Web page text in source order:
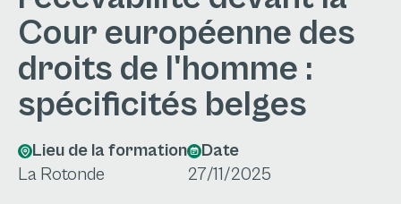
Cour européenne des
droits de l'homme :
spécificités belges
Lieu de la formation
La Rotonde
Date
27/11/2025